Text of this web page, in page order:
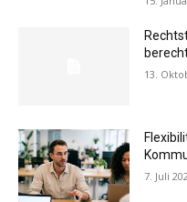
13.
7. Juli